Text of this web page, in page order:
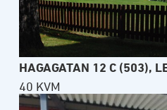
HAGAGATAN 12 C (503),
40 KVM